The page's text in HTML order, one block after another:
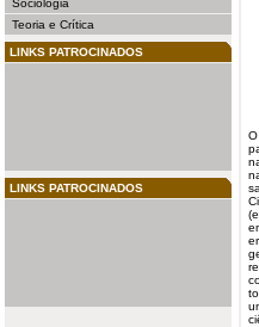
Sociologia
Teoria e Crítica
LINKS PATROCINADOS
LINKS PATROCINADOS
O